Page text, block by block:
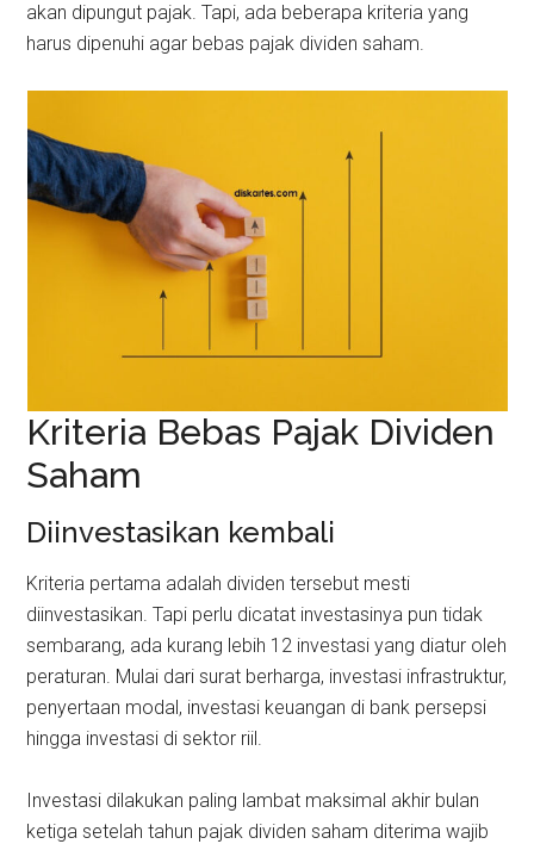
akan dipungut pajak. Tapi, ada beberapa kriteria yang
harus dipenuhi agar bebas pajak dividen saham.
Kriteria Bebas Pajak Dividen
Saham
Diinvestasikan kembali
Kriteria pertama adalah dividen tersebut mesti
diinvestasikan. Tapi perlu dicatat investasinya pun tidak
sembarang, ada kurang lebih 12 investasi yang diatur oleh
peraturan. Mulai dari surat berharga, investasi infrastruktur,
penyertaan modal, investasi keuangan di bank persepsi
hingga investasi di sektor riil.
Investasi dilakukan paling lambat maksimal akhir bulan
ketiga setelah tahun pajak dividen saham diterima wajib